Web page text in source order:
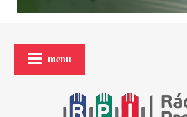
menu